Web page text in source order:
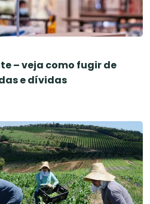
– veja como fugir de
e dívidas